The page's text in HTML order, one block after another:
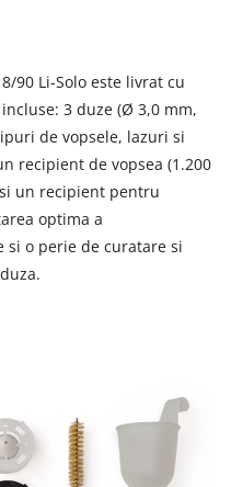
90 Li-Solo este livrat cu
3 duze (Ø 3,0 mm,
de vopsele, lazuri si
recipient de vopsea (1.200
un recipient pentru
optima a
o perie de curatare si